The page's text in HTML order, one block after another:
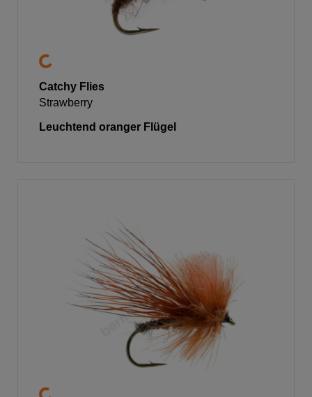
Catchy Flies
Strawberry
Leuchtend oranger Flügel